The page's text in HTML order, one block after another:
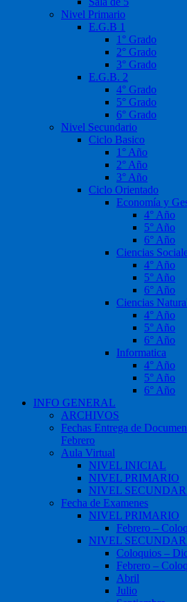
Nivel Primario
E.G.B 1
1° Grado
2° Grado
3° Grado
E.G.B. 2
4° Grado
5° Grado
6° Grado
Nivel Secundario
Ciclo Basico
1° Año
2° Año
3° Año
Ciclo Orientado
Economía y
4° Año
5° Año
6° Año
Ciencias
4° Año
5° Año
6° Año
Ciencias
4° Año
5° Año
6° Año
Informatica
4° Año
5° Año
6° Año
INFO GENERAL
ARCHIVOS
Fechas Entrega de
Febrero
Aula Virtual
NIVEL INICIAL
NIVEL PRIMARIO
NIVEL
Fecha de Examenes
NIVEL PRIMARIO
Febrero –
NIVEL
Coloquios –
Febrero –
Abril
Julio